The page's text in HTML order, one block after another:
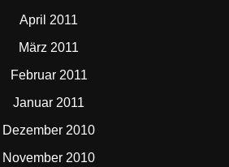
April 2011
März 2011
Februar 2011
Januar 2011
Dezember 2010
November 2010